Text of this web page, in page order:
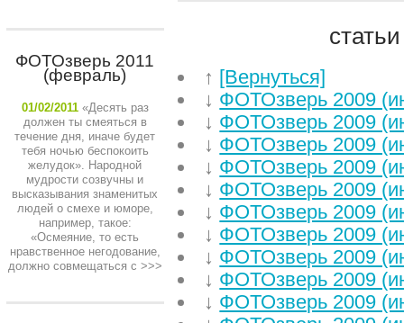
ФОТОзверь 2011
(февраль)
01/02/2011 «Десять раз
должен ты смеяться в
течение дня, иначе будет
тебя ночью беспокоить
желудок». Народной
мудрости созвучны и
высказывания знаменитых
людей о смехе и юморе,
например, такое:
«Осмеяние, то есть
нравственное негодование,
должно совмещаться с >>>
↑ [Вернуться]
↓ ФОТОзверь 2009
↓ ФОТОзверь 2009
↓ ФОТОзверь 2009
↓ ФОТОзверь 2009
↓ ФОТОзверь 2009
↓ ФОТОзверь 2009
↓ ФОТОзверь 2009
↓ ФОТОзверь 2009
↓ ФОТОзверь 2009
↓ ФОТОзверь 2009